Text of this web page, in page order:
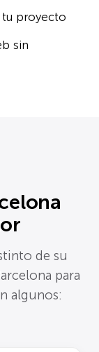
proyecto
sin
de su
para
algunos: